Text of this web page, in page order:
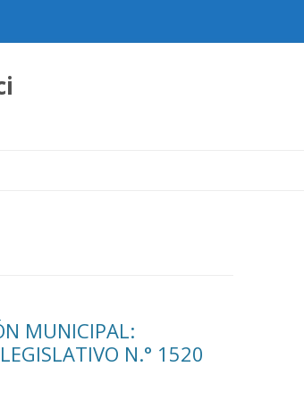
MUNICIPAL:
N.° 1520